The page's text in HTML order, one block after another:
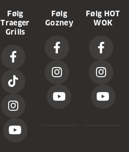
Følg
Traeger
Grills
Følg
Gozney
Følg HOT
WOK